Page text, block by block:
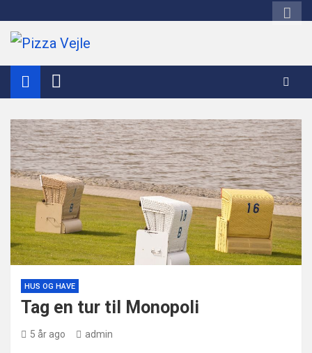
to
content
Pizza Vejle
HUS OG HAVE
Tag en tur til Monopoli
5 år ago admin